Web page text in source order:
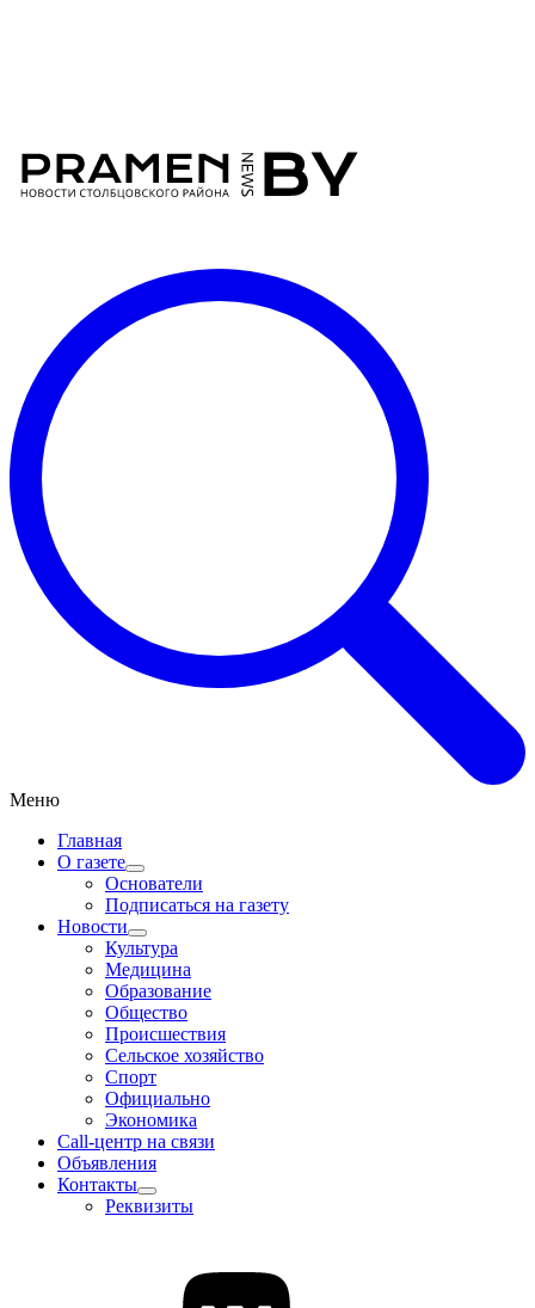
Меню
Главная
О газете
Основатели
Подписаться на газету
Новости
Культура
Медицина
Образование
Общество
Происшествия
Сельское хозяйство
Спорт
Официально
Экономика
Call-центр на связи
Объявления
Контакты
Реквизиты